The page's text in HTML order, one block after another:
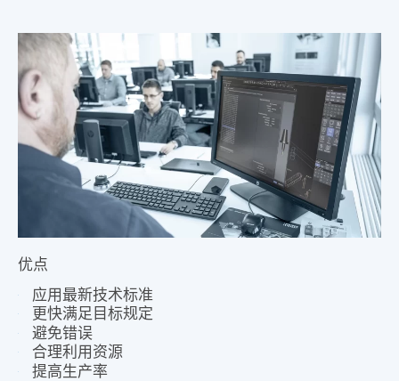
优点
应用最新技术标准
更快满足目标规定
避免错误
合理利用资源
提高生产率